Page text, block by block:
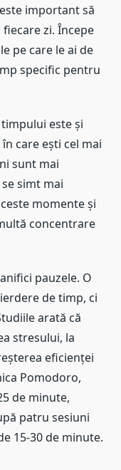
important să
zi. Începe
pe care le ai de
specific pentru
este și
care ești cel mai
sunt mai
simt mai
momente și
concentrare
pauzele. O
de timp, ci
arată că
stresului, la
eficienței
Pomodoro,
de minute,
patru sesiuni
15-30 de minute.